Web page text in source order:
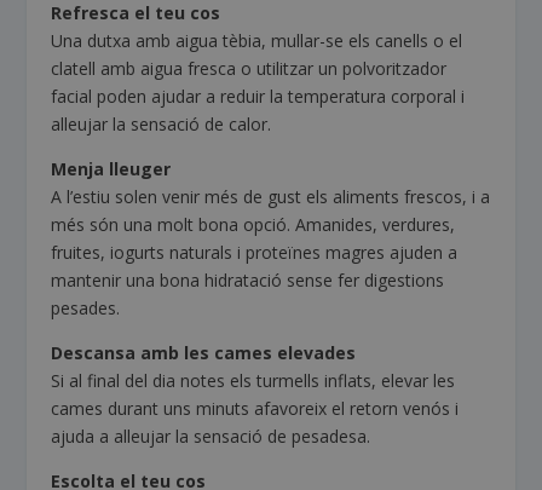
Refresca el teu cos
Una dutxa amb aigua tèbia, mullar-se els canells o el
clatell amb aigua fresca o utilitzar un polvoritzador
facial poden ajudar a reduir la temperatura corporal i
alleujar la sensació de calor.
Menja lleuger
A l’estiu solen venir més de gust els aliments frescos, i a
més són una molt bona opció. Amanides, verdures,
fruites, iogurts naturals i proteïnes magres ajuden a
mantenir una bona hidratació sense fer digestions
pesades.
Descansa amb les cames elevades
Si al final del dia notes els turmells inflats, elevar les
cames durant uns minuts afavoreix el retorn venós i
ajuda a alleujar la sensació de pesadesa.
Escolta el teu cos